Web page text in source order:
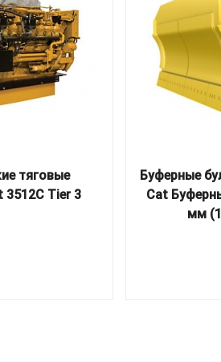
тяговые
3512C Tier 3
Буферные
Cat
мм